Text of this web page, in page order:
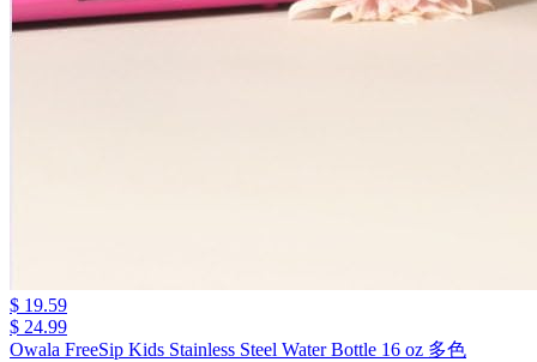
$ 19.59
$ 24.99
Owala FreeSip Kids Stainless Steel Water Bottle 16 oz 多色